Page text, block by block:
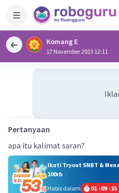
Komang E
17 November 2023 12:11
Pertanyaan
apa itu kalimat saran?
Ikuti Tryout SNBT &
100rb
Habis dalam
01 :09 :15